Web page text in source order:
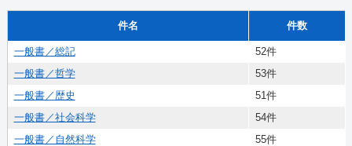
件名 件数
一般書／総記
52件
一般書／哲学
53件
一般書／歴史
51件
一般書／社会科学
54件
一般書／自然科学
55件